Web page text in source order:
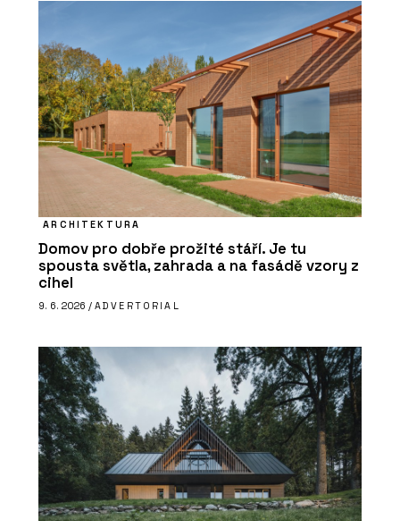
ARCHITEKTURA
Domov pro dobře prožité stáří. Je tu
spousta světla, zahrada a na fasádě vzory z
cihel
9. 6. 2026 / ADVERTORIAL